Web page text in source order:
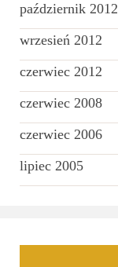
październik 2012
wrzesień 2012
czerwiec 2012
czerwiec 2008
czerwiec 2006
lipiec 2005